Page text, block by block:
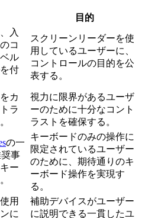
目的
入
コ
ル
付
スクリーンリーダーを使
用しているユーザーに、
コントロールの目的を公
表する。
カ
ラ
視力に限界があるユーザ
ーのために十分なコント
ラストを確保する。
の一
事
ー
キーボードのみの操作に
限定されているユーザー
のために、期待通りのキ
ーボード操作を実現す
る。
用
に
補助デバイスがユーザー
に説明できる一貫したユ